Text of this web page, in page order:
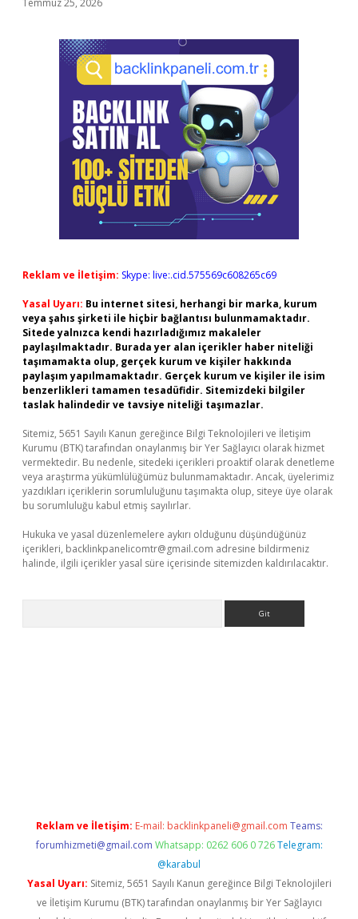
Temmuz 25, 2026
Reklam ve İletişim: Skype: live:.cid.575569c608265c69
Yasal Uyarı: Bu internet sitesi, herhangi bir marka, kurum
veya şahıs şirketi ile hiçbir bağlantısı bulunmamaktadır.
Sitede yalnızca kendi hazırladığımız makaleler
paylaşılmaktadır. Burada yer alan içerikler haber niteliği
taşımamakta olup, gerçek kurum ve kişiler hakkında
paylaşım yapılmamaktadır. Gerçek kurum ve kişiler ile isim
benzerlikleri tamamen tesadüfidir. Sitemizdeki bilgiler
taslak halindedir ve tavsiye niteliği taşımazlar.
Sitemiz, 5651 Sayılı Kanun gereğince Bilgi Teknolojileri ve İletişim
Kurumu (BTK) tarafından onaylanmış bir Yer Sağlayıcı olarak hizmet
vermektedir. Bu nedenle, sitedeki içerikleri proaktif olarak denetleme
veya araştırma yükümlülüğümüz bulunmamaktadır. Ancak, üyelerimiz
yazdıkları içeriklerin sorumluluğunu taşımakta olup, siteye üye olarak
bu sorumluluğu kabul etmiş sayılırlar.
Hukuka ve yasal düzenlemelere aykırı olduğunu düşündüğünüz
içerikleri, backlinkpanelicomtr@gmail.com adresine bildirmeniz
halinde, ilgili içerikler yasal süre içerisinde sitemizden kaldırılacaktır.
Reklam ve İletişim: E-mail: backlinkpaneli@gmail.com Teams:
forumhizmeti@gmail.com Whatsapp: 0262 606 0 726 Telegram:
@karabul
Yasal Uyarı: Sitemiz, 5651 Sayılı Kanun gereğince Bilgi Teknolojileri
ve İletişim Kurumu (BTK) tarafından onaylanmış bir Yer Sağlayıcı